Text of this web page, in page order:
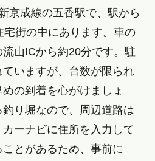
京成線の五香駅で、駅から
街の中にあります。車の
山ICから約20分です。駐
いますが、台数が限られ
の到着を心がけましょ
り堀なので、周辺道路は
ーナビに住所を入力して
とがあるため、事前に